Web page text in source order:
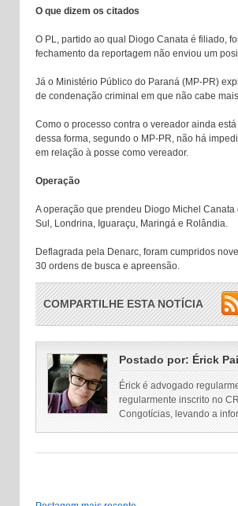
O que dizem os citados
O PL, partido ao qual Diogo Canata é filiado,
fechamento da reportagem não enviou um
Já o Ministério Público do Paraná (MP-PR)
de condenação criminal em que não cabe
Como o processo contra o vereador ainda
dessa forma, segundo o MP-PR, não há
em relação à posse como vereador.
Operação
A operação que prendeu Diogo Michel
Sul, Londrina, Iguaraçu, Maringá e Rolândia.
Deflagrada pela Denarc, foram cumpridos
30 ordens de busca e apreensão.
COMPARTILHE ESTA NOTÍCIA
Postado por: Érick
Érick é advogado
regularmente inscrito no
Congotícias, levando a